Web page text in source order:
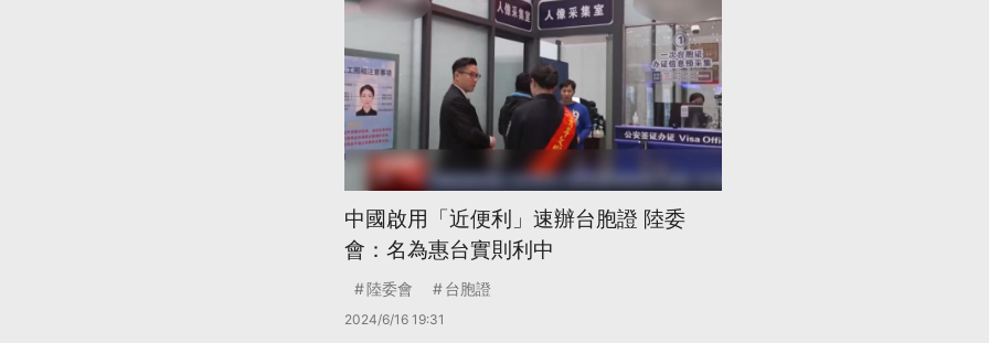
中國啟用「近便利」速辦台胞證 陸委
會：名為惠台實則利中
陸委會 台胞證
2024/6/16 19:31